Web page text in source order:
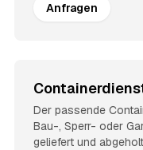
Anfragen
Der passende
Bau-, Sperr- oder
geliefert und